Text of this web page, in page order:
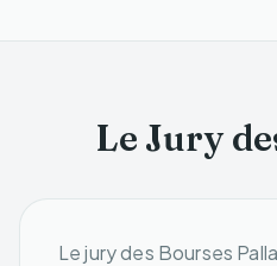
Le Jury
Le jury des Bourses